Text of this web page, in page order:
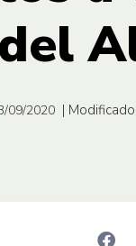
09/2020 |